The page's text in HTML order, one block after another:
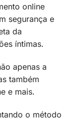
online
segurança e
da
íntimas.
apenas a
também
e mais.
o método